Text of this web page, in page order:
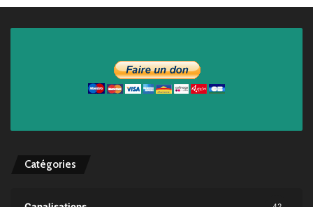
Catégories